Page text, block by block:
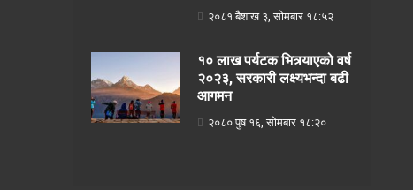
२०८१ बैशाख ३, सोमबार १८:५२
१० लाख पर्यटक भित्र्याएको वर्ष
२०२३, सरकारी लक्ष्यभन्दा बढी
आगमन
२०८० पुष १६, सोमबार १८:२०